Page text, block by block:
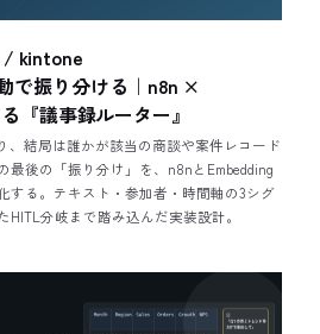
/ kintone
で振り分ける｜n8n ×
『議事録ルーター』
、結局は誰かが該当の商談や案件レコード
最後の「振り分け」を、n8nとEmbedding
する。テキスト・参加者・時間軸の3シグ
分岐まで踏み込んだ実装設計。